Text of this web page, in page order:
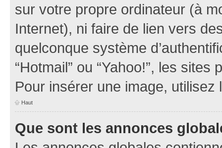
sur votre propre ordinateur (à
Internet), ni faire de lien vers
quelconque système
“Hotmail” ou “Yahoo!”, les
Pour insérer une image, utilisez
Haut
Que sont les annonces